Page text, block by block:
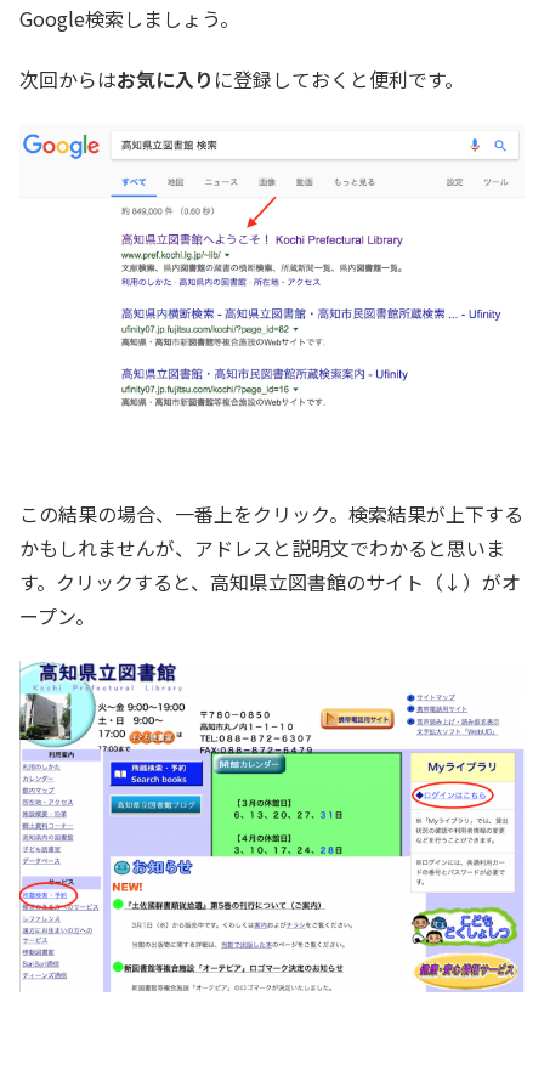
Google検索しましょう。
次回からはお気に入り に登録しておくと便利です。
この結果の場合、一番上をクリック。検索結果が上下する
かもしれませんが、アドレスと説明文でわかると思いま
す。クリックすると、高知県立図書館のサイト（↓）がオ
ープン。